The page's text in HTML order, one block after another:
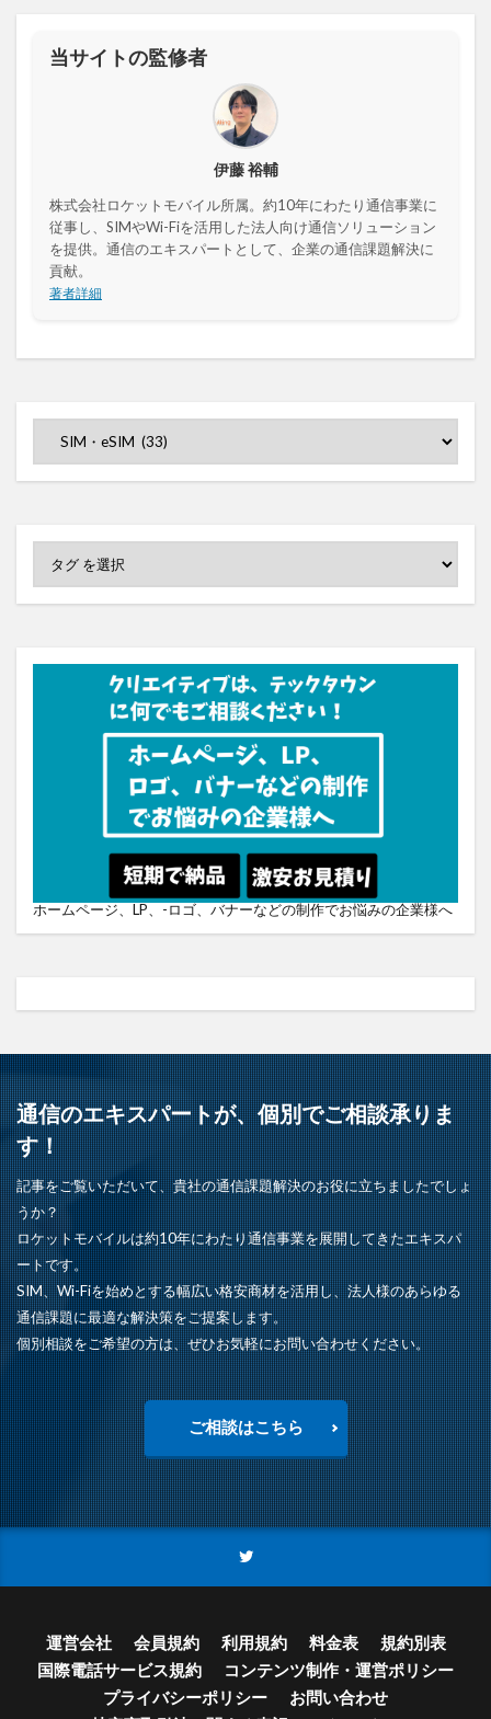
当サイトの監修者
伊藤 裕輔
株式会社ロケットモバイル所属。約10年にわたり通信事業に
従事し、SIMやWi-Fiを活用した法人向け通信ソリューション
を提供。通信のエキスパートとして、企業の通信課題解決に
貢献。
著者詳細
ホームページ、LP、-ロゴ、バナーなどの制作でお悩みの企業様へ
通信のエキスパートが、個別でご相談承りま
す！
記事をご覧いただいて、貴社の通信課題解決のお役に立ちましたでしょ
うか？
ロケットモバイルは約10年にわたり通信事業を展開してきたエキスパ
ートです。
SIM、Wi-Fiを始めとする幅広い格安商材を活用し、法人様のあらゆる
通信課題に最適な解決策をご提案します。
個別相談をご希望の方は、ぜひお気軽にお問い合わせください。
ご相談はこちら
運営会社 会員規約 利用規約 料金表
規約別表
国際電話サービス規約
コンテンツ制作・運営ポリシー
プライバシーポリシー
お問い合わせ